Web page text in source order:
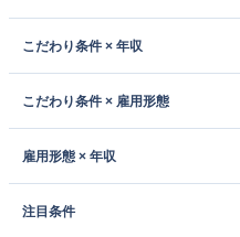
こだわり条件 × 年収
こだわり条件 × 雇用形態
雇用形態 × 年収
注目条件